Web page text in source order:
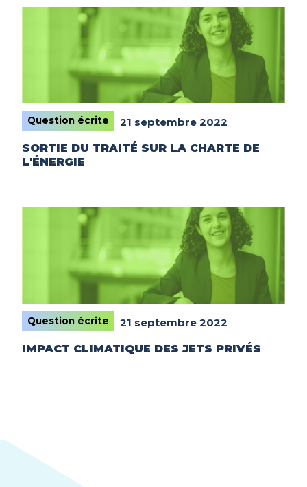
Question écrite
21 septembre 2022
SORTIE DU TRAITÉ SUR LA CHARTE DE
L'ÉNERGIE
Question écrite
21 septembre 2022
IMPACT CLIMATIQUE DES JETS PRIVÉS